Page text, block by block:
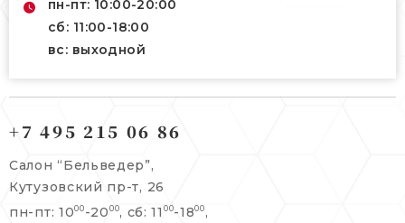
пн-пт: 10:00-20:00
сб: 11:00-18:00
вс: выходной
info@belveder-e.ru
Берсеневский переулок, 3/10с7
+7 495 477 45 43
info@belveder-e.ru
+7 495 215 06 86
Салон “Бельведер”,
Кутузовский пр-т, 26
пн-пт: 1000 -20 00, сб: 11 00-1800 ,